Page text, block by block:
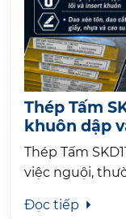
Thép Tấm
khuôn dập
Thép Tấm
việc nguội,
Đọc tiếp